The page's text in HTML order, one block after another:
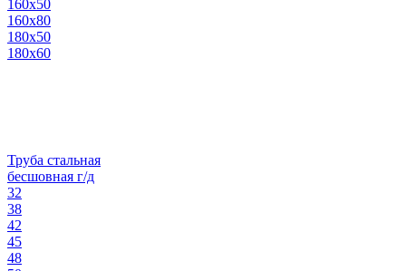
160х50
160х80
180х50
180х60
Труба стальная
бесшовная г/д
32
38
42
45
48